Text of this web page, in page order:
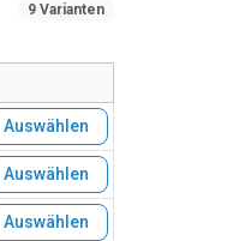
9 Varianten
Auswählen
Auswählen
Auswählen